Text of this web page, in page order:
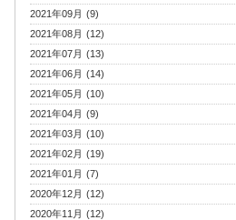
2021年09月 (9)
2021年08月 (12)
2021年07月 (13)
2021年06月 (14)
2021年05月 (10)
2021年04月 (9)
2021年03月 (10)
2021年02月 (19)
2021年01月 (7)
2020年12月 (12)
2020年11月 (12)